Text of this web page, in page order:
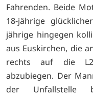
Fahrenden. Beide
18-jährige
jährige hingegen
aus Euskirchen, die
rechts auf die
abzubiegen. Der
der Unfallstelle